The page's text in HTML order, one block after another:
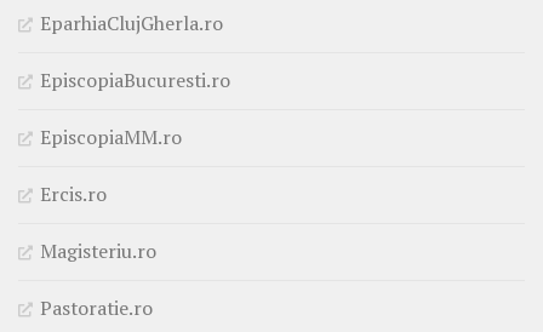
EparhiaClujGherla.ro
EpiscopiaBucuresti.ro
EpiscopiaMM.ro
Ercis.ro
Magisteriu.ro
Pastoratie.ro